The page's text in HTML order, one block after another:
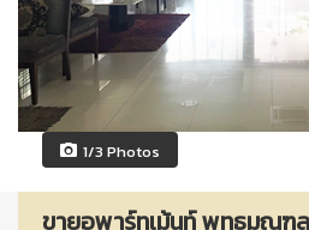
1/3 Photos
ขายอพาร์ทเม้นท์ พุทธมณฑ